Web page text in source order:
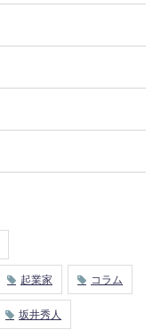
起業家 コラム
坂井秀人